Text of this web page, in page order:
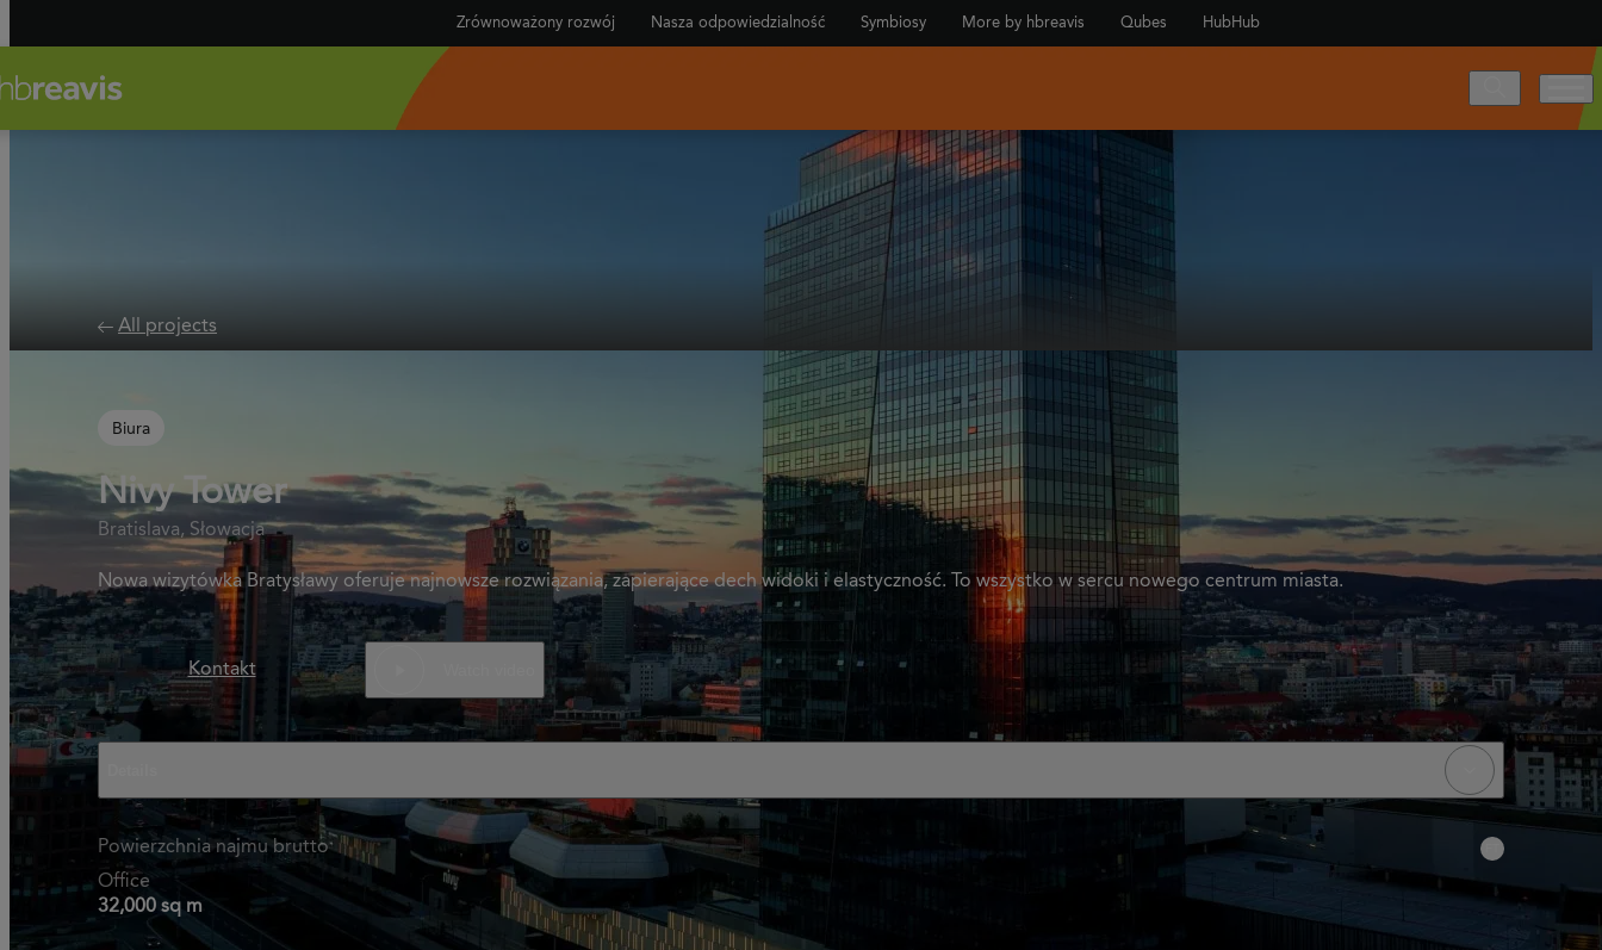
Zrównoważony rozwój Nasza odpowiedzialność Symbiosy More by hbreavis Qubes HubHub
All projects
Biura
Nivy Tower
Bratislava, Słowacja
Nowa wizytówka Bratysławy oferuje najnowsze rozwiązania, zapierające dech widoki i elastyczność. To wszystko w sercu nowego centrum miasta.
Kontakt
Powierzchnia najmu brutto
Office
32,000 sq m